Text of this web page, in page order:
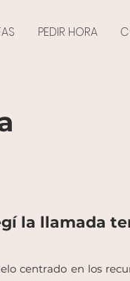
PEDIR HORA
íla llamada
centrado en los